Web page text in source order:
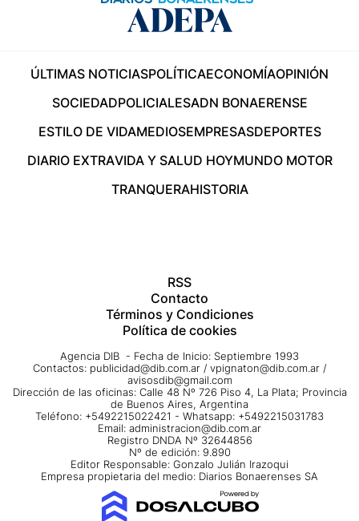
ÚLTIMAS NOTICIASPOLÍTICAECONOMÍAOPINIÓN
SOCIEDADPOLICIALESADN BONAERENSE
ESTILO DE VIDAMEDIOSEMPRESASDEPORTES
DIARIO EXTRAVIDA Y SALUD HOYMUNDO MOTOR
TRANQUERAHISTORIA
RSS
Contacto
Términos y Condiciones
Política de cookies
Agencia DIB - Fecha de Inicio: Septiembre 1993
Contactos: publicidad@dib.com.ar / vpignaton@dib.com.ar /
avisosdib@gmail.com
Dirección de las oficinas: Calle 48 Nº 726 Piso 4, La Plata; Provincia
de Buenos Aires, Argentina
Teléfono: +5492215022421 - Whatsapp: +5492215031783
Email: administracion@dib.com.ar
Registro DNDA Nº 32644856
Nº de edición: 9.890
Editor Responsable: Gonzalo Julián Irazoqui
Empresa propietaria del medio: Diarios Bonaerenses SA